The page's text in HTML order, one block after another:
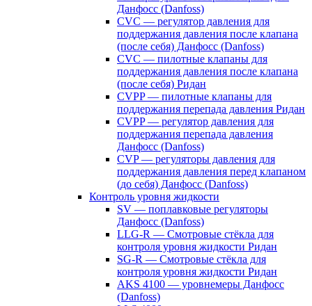
Данфосс (Danfoss)
CVС — регулятор давления для
поддержания давления после клапана
(после себя) Данфосс (Danfoss)
CVС — пилотные клапаны для
поддержания давления после клапана
(после себя) Ридан
CVPP — пилотные клапаны для
поддержания перепада давления Ридан
CVPP — регулятор давления для
поддержания перепада давления
Данфосс (Danfoss)
CVP — регуляторы давления для
поддержания давления перед клапаном
(до себя) Данфосс (Danfoss)
Контроль уровня жидкости
SV — поплавковые регуляторы
Данфосс (Danfoss)
LLG-R — Смотровые стёкла для
контроля уровня жидкости Ридан
SG-R — Смотровые стёкла для
контроля уровня жидкости Ридан
AKS 4100 — уровнемеры Данфосс
(Danfoss)